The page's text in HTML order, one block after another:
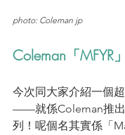
photo: Coleman jp
Coleman「MFYR
今次同大家介紹一個
——就係Coleman推出
列！呢個名其實係「